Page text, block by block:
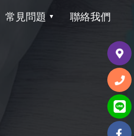
常見問題 ▼ 聯絡我們